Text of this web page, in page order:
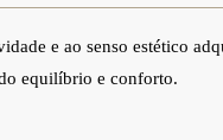
e ao senso estético
equilíbrio e conforto.